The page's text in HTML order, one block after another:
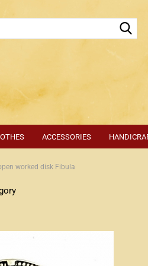
ACCESSORIES
worked disk Fibula